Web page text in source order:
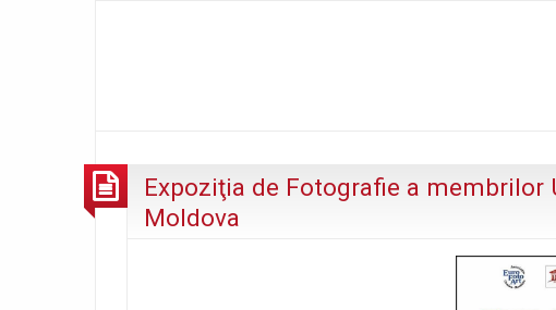
Expoziţia de Fotografie a
Moldova